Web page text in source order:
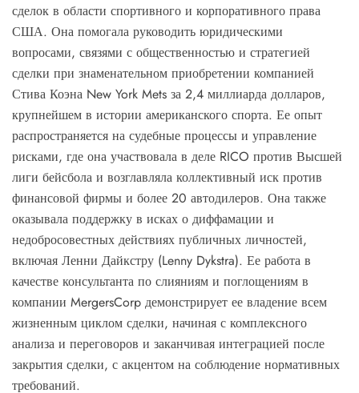
сделок в области спортивного и корпоративного права
США. Она помогала руководить юридическими
вопросами, связями с общественностью и стратегией
сделки при знаменательном приобретении компанией
Стива Коэна New York Mets за 2,4 миллиарда долларов,
крупнейшем в истории американского спорта. Ее опыт
распространяется на судебные процессы и управление
рисками, где она участвовала в деле RICO против Высшей
лиги бейсбола и возглавляла коллективный иск против
финансовой фирмы и более 20 автодилеров. Она также
оказывала поддержку в исках о диффамации и
недобросовестных действиях публичных личностей,
включая Ленни Дайкстру (Lenny Dykstra). Ее работа в
качестве консультанта по слияниям и поглощениям в
компании MergersCorp демонстрирует ее владение всем
жизненным циклом сделки, начиная с комплексного
анализа и переговоров и заканчивая интеграцией после
закрытия сделки, с акцентом на соблюдение нормативных
требований.